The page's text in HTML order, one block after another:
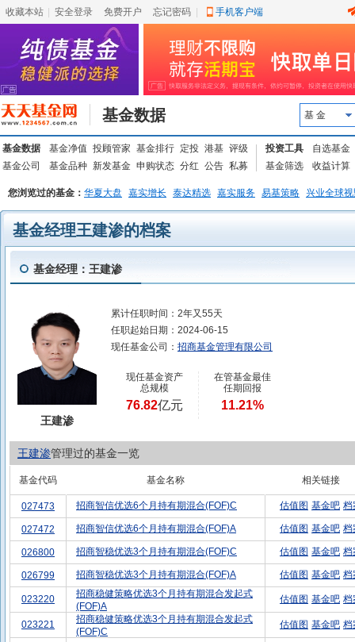
收藏本站 安全登录 免费开户 忘记密码 手机客户端
基金数据 基 金
基金数据 基金净值 投顾管家 基金排行 定投 港基 评级
基金公司
基金品种 新发基金 申购状态 分红 公告 私募
投资工具
自选基金
基金筛选
收益计算
您浏览过的基金： 华夏大盘 嘉实增长 泰达精选 嘉实服务 易基策略 兴业全球
基金经理王建渗的档案
基金经理：王建渗
王建渗
累计任职时间： 2年又55天
任职起始日期： 2024-06-15
现任基金公司： 招商基金管理有限公司
现任基金资产
总规模
76.82亿元
在管基金最佳
任期回报
11.21%
王建渗管理过的基金一览
基金代码 基金名称 相关链接
027473 招商智信优选6个月持有期混合(FOF)C 估值图 基金吧 档
027472 招商智信优选6个月持有期混合(FOF)A 估值图 基金吧 档
026800 招商智稳优选3个月持有期混合(FOF)C 估值图 基金吧 档
026799 招商智稳优选3个月持有期混合(FOF)A 估值图 基金吧 档
023220
招商稳健策略优选3个月持有期混合发起式
(FOF)A
估值图 基金吧 档
023221
招商稳健策略优选3个月持有期混合发起式
(FOF)C
估值图 基金吧 档